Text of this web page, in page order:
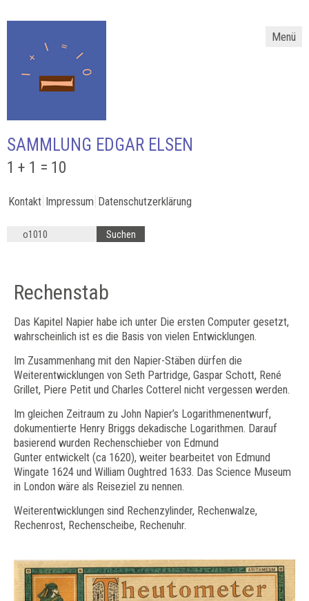
Menü
SAMMLUNG EDGAR ELSEN
1 + 1 = 10
Kontakt Impressum Datenschutzerklärung
Rechenstab
Das Kapitel Napier habe ich unter Die ersten Computer gesetzt,
wahrscheinlich ist es die Basis von vielen Entwicklungen.
Im Zusammenhang mit den Napier-Stäben dürfen die
Weiterentwicklungen von Seth Partridge, Gaspar Schott, René
Grillet, Piere Petit und Charles Cotterel nicht vergessen werden.
Im gleichen Zeitraum zu John Napier’s Logarithmenentwurf,
dokumentierte Henry Briggs dekadische Logarithmen. Darauf
basierend wurden Rechenschieber von Edmund
Gunter entwickelt (ca 1620), weiter bearbeitet von Edmund
Wingate 1624 und William Oughtred 1633. Das Science Museum
in London wäre als Reiseziel zu nennen.
Weiterentwicklungen sind Rechenzylinder, Rechenwalze,
Rechenrost, Rechenscheibe, Rechenuhr.